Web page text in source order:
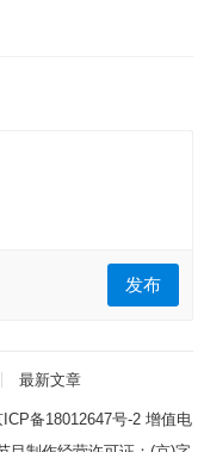
发布
最新文章
ICP备18012647号-2增值电